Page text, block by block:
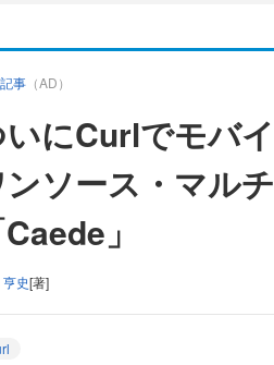
事 （AD）
にCurlでモバ
ンソース・マル
Caede」
史[著]